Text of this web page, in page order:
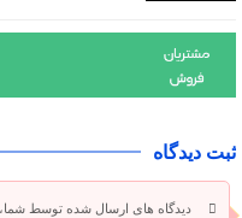
ثبت دیدگاه
دیدگاه های ارسال شده توسط